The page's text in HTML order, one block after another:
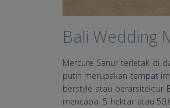
Bali Wedding
Mercure Sanur terletak di
putih merupakan tempat
berstyle atau berarsitektur
mencapai 5 hektar atau